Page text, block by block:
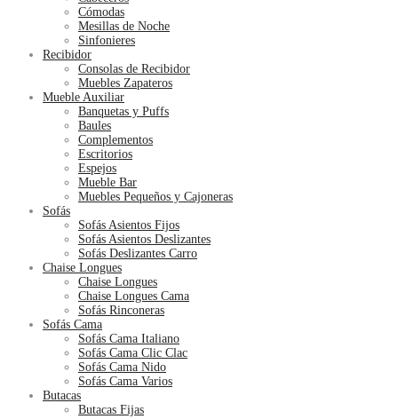
Cómodas
Mesillas de Noche
Sinfonieres
Recibidor
Consolas de Recibidor
Muebles Zapateros
Mueble Auxiliar
Banquetas y Puffs
Baules
Complementos
Escritorios
Espejos
Mueble Bar
Muebles Pequeños y Cajoneras
Sofás
Sofás Asientos Fijos
Sofás Asientos Deslizantes
Sofás Deslizantes Carro
Chaise Longues
Chaise Longues
Chaise Longues Cama
Sofás Rinconeras
Sofás Cama
Sofás Cama Italiano
Sofás Cama Clic Clac
Sofás Cama Nido
Sofás Cama Varios
Butacas
Butacas Fijas